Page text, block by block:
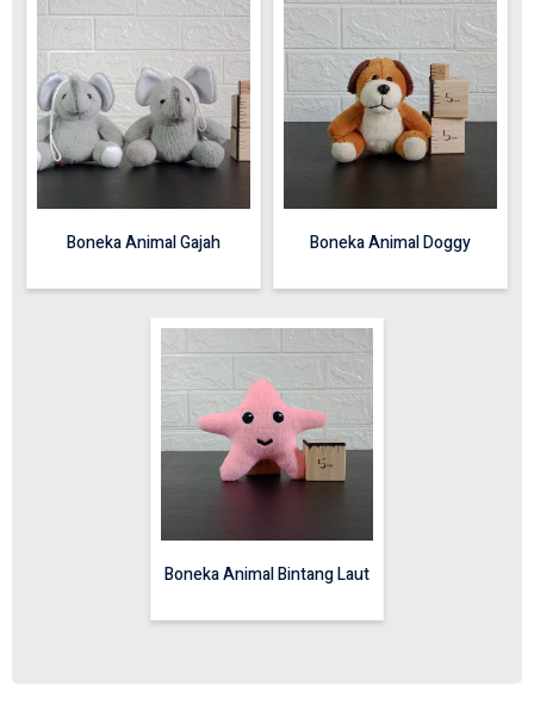
Boneka Animal Gajah Boneka Animal Doggy
Boneka Animal Bintang Laut